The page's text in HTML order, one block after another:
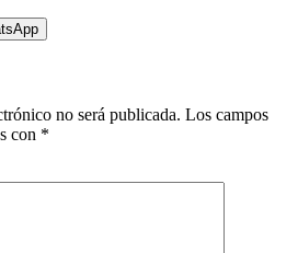
no será publicada. Los campos
con *